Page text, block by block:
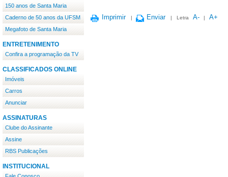
150 anos de Santa Maria
Caderno de 50 anos da UFSM
Megafoto de Santa Maria
ENTRETENIMENTO
Confira a programação da TV
CLASSIFICADOS ONLINE
Imóveis
Carros
Anunciar
ASSINATURAS
Clube do Assinante
Assine
RBS Publicações
INSTITUCIONAL
Imprimir | Enviar | Letra A- | A+